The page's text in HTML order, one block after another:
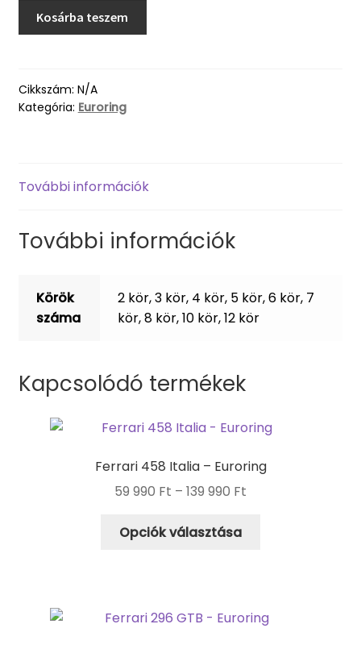
Kosárba teszem
Cikkszám: N/A
Kategória: Euroring
További információk
További információk
Körök
száma
2 kör, 3 kör, 4 kör, 5 kör, 6 kör, 7
kör, 8 kör, 10 kör, 12 kör
Kapcsolódó termékek
Ferrari 458 Italia – Euroring
59 990 Ft – 139 990 Ft
Opciók választása